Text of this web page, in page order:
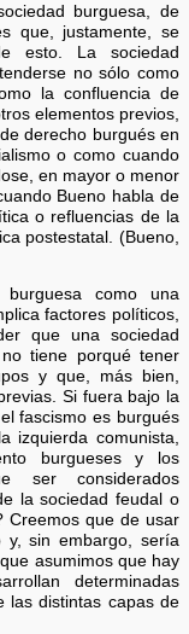
burguesa, de
que, justamente, se
esto. La sociedad
no sólo como
la confluencia de
elementos previos,
derecho burgués en
o como cuando
en mayor o menor
Bueno habla de
o refluencias de la
postestatal. (Bueno,
como una
factores políticos,
que una sociedad
tiene porqué tener
y que, más bien,
Si fuera bajo la
fascismo es burgués
izquierda comunista,
burgueses y los
ser considerados
la sociedad feudal o
Creemos que de usar
y, sin embargo, sería
asumimos que hay
determinadas
las distintas capas de